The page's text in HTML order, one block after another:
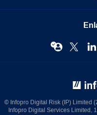
© Infopro Digital Risk (IP) Limited
Infopro Digital Services Limited,